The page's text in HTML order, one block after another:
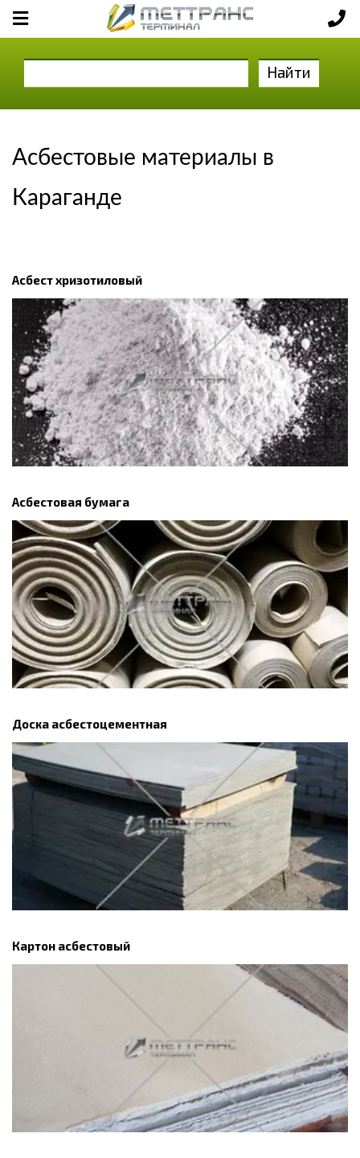
Найти
Асбестовые материалы в
Караганде
Асбест хризотиловый
Асбестовая бумага
Доска асбестоцементная
Картон асбестовый